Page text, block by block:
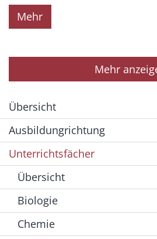
Mehr
Mehr
Übersicht
Ausbildungrichtung
Unterrichtsfächer
Übersicht
Biologie
Chemie